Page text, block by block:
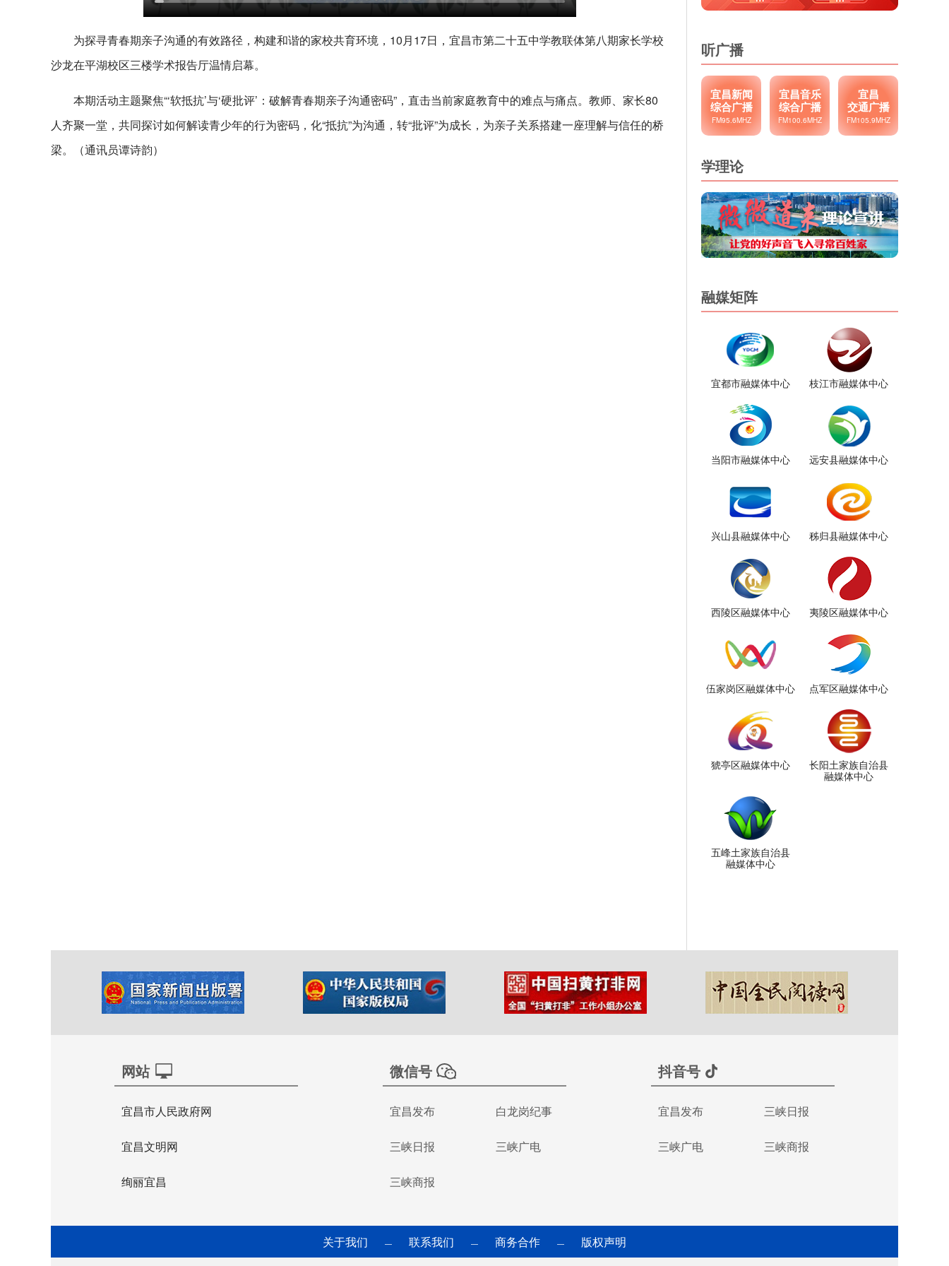
为探寻青春期亲子沟通的有效路径，构建和谐的家校共育环境，10月17日，宜昌市第二十五中学教联体第八期家长学校
沙龙在平湖校区三楼学术报告厅温情启幕。
本期活动主题聚焦“‘软抵抗’与‘硬批评’：破解青春期亲子沟通密码”，直击当前家庭教育中的难点与痛点。教师、家长80
人齐聚一堂，共同探讨如何解读青少年的行为密码，化“抵抗”为沟通，转“批评”为成长，为亲子关系搭建一座理解与信任的桥
梁。
（通讯员谭诗韵）
听广播
宜昌新闻
综合广播
FM95.6MHZ
宜昌音乐
综合广播
FM100.6MHZ
宜昌
交通广播
FM105.9MHZ
学理论
融媒矩阵
宜都市融媒体中心 枝江市融媒体中心
当阳市融媒体中心 远安县融媒体中心
兴山县融媒体中心 秭归县融媒体中心
西陵区融媒体中心 夷陵区融媒体中心
伍家岗区融媒体中心 点军区融媒体中心
猇亭区融媒体中心
长阳土家族自治县
融媒体中心
五峰土家族自治县
融媒体中心
网站
宜昌市人民政府网
宜昌文明网
绚丽宜昌
微信号
宜昌发布 白龙岗纪事
三峡日报 三峡广电
三峡商报
抖音号
宜昌发布 三峡日报
三峡广电 三峡商报
关于我们 — 联系我们 — 商务合作 — 版权声明